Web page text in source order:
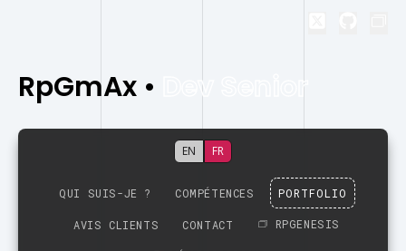
RpGmAx • Dev Senior
EN FR
QUI SUIS-JE ? COMPÉTENCES PORTFOLIO
AVIS CLIENTS CONTACT RPGENESIS